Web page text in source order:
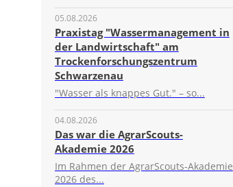
05.08.2026
Praxistag "Wassermanagement in
der Landwirtschaft" am
Trockenforschungszentrum
Schwarzenau
"Wasser als knappes Gut." – so...
04.08.2026
Das war die AgrarScouts-
Akademie 2026
Im Rahmen der AgrarScouts-Akademie
2026 des...